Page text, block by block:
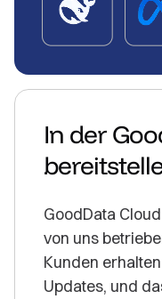
In der
GoodData
von uns
Kunden
Updates, und